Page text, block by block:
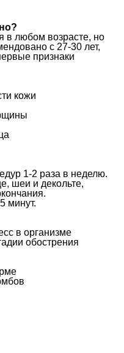
в любом возрасте, но
с 27-30 лет,
признаки
кожи
1-2 раза в неделю.
шеи и декольте,
минут.
в организме
обострения